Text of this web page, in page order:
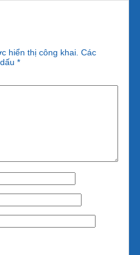
hiển thị công khai. Các
*